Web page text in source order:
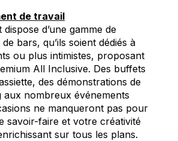
de travail
d’une gamme de
bars, qu’ils soient dédiés à
ou plus intimistes, proposant
All Inclusive. Des buffets
des démonstrations de
nombreux événements
ne manqueront pas pour
savoir-faire et votre créativité
sur tous les plans.